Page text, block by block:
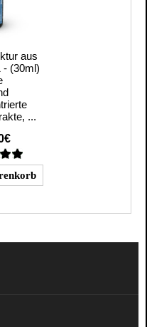
aus
- (30ml)
...